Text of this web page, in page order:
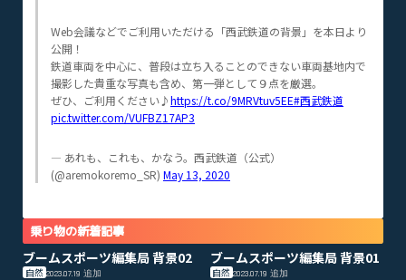
Web会議などでご利用いただける「西武鉄道の背景」を本日より
公開！
鉄道車両を中心に、普段は立ち入ることのできない車両基地内で
撮影した貴重な写真も含め、第一弾として９点を厳選。
ぜひ、ご利用ください♪https://t.co/9MRVtuv5EE#西武鉄道
pic.twitter.com/VUFBZ17AP3
— あれも、これも、かなう。西武鉄道（公式）
(@aremokoremo_SR) May 13, 2020
乗り物の新着記事
ブームスポーツ編集局 背景02
自然 2023.07.19 追加
ブームスポーツ編集局 背景01
自然 2023.07.19追加